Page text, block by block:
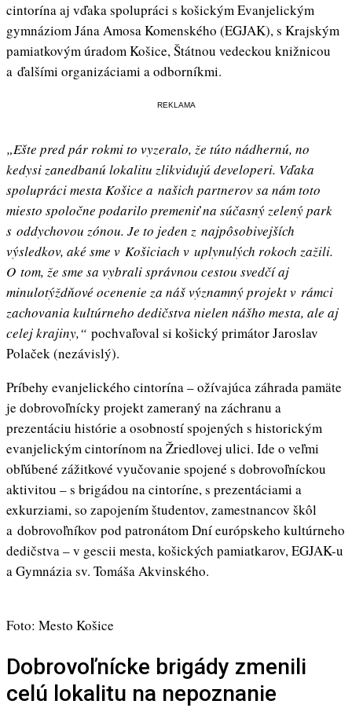
cintorína aj vďaka spolupráci s košickým Evanjelickým
gymnáziom Jána Amosa Komenského (EGJAK), s Krajským
pamiatkovým úradom Košice, Štátnou vedeckou knižnicou
a ďalšími organizáciami a odborníkmi.
REKLAMA
„Ešte pred pár rokmi to vyzeralo, že túto nádhernú, no
kedysi zanedbanú lokalitu zlikvidujú developeri. Vďaka
spolupráci mesta Košice a našich partnerov sa nám toto
miesto spoločne podarilo premeniť na súčasný zelený park
s oddychovou zónou. Je to jeden z najpôsobivejších
výsledkov, aké sme v Košiciach v uplynulých rokoch zažili.
O tom, že sme sa vybrali správnou cestou svedčí aj
minulotýždňové ocenenie za náš významný projekt v rámci
zachovania kultúrneho dedičstva nielen nášho mesta, ale aj
celej krajiny,“ pochvaľoval si košický primátor Jaroslav
Polaček (nezávislý).
Príbehy evanjelického cintorína – ožívajúca záhrada pamäte
je dobrovoľnícky projekt zameraný na záchranu a
prezentáciu histórie a osobností spojených s historickým
evanjelickým cintorínom na Žriedlovej ulici. Ide o veľmi
obľúbené zážitkové vyučovanie spojené s dobrovoľníckou
aktivitou – s brigádou na cintoríne, s prezentáciami a
exkurziami, so zapojením študentov, zamestnancov škôl
a dobrovoľníkov pod patronátom Dní európskeho kultúrneho
dedičstva – v gescii mesta, košických pamiatkarov, EGJAK-u
a Gymnázia sv. Tomáša Akvinského.
Foto: Mesto Košice
Dobrovoľnícke brigády zmenili
celú lokalitu na nepoznanie